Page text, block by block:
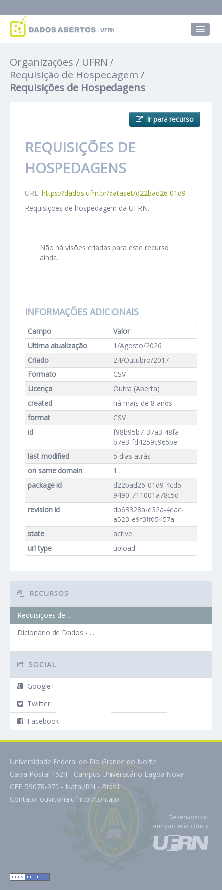
Grupos
Sobre
Organizações
UFRN
Requisição de Hospedagem
Requisições de Hospedagens
Ir para recurso
REQUISIÇÕES DE
HOSPEDAGENS
URL: https://dados.ufrn.br/dataset/d22bad26-01d9-4cd5-9490-711001a78c5d/resource/f98b95b7-37a3-48fa-b7e3-fd4259c965be/download/requisicaohospedagem.csv
Requisições de hospedagem da UFRN.
Não há visões criadas para este recurso
ainda.
INFORMAÇÕES ADICIONAIS
Campo
Valor
Ultima atualização
1/Agosto/2026
Criado
24/Outubro/2017
Formato
CSV
Licença
Outra (Aberta)
created
há mais de 8 anos
format
CSV
id
f98b95b7-37a3-48fa-
b7e3-fd4259c965be
last modified
5 dias atrás
on same domain
1
package id
d22bad26-01d9-4cd5-
9490-711001a78c5d
revision id
db63328a-e32a-4eac-
a523-e9f3ff05457a
state
active
url type
upload
RECURSOS
Requisições de ...
Dicionário de Dados - ...
SOCIAL
Google+
Twitter
Facebook
Universidade Federal do Rio Grande do Norte
Caixa Postal 1524 - Campus Universitário Lagoa Nova
CEP 59078-970 - Natal/RN - Brasil
Contato: ouvidoria.ufrn.br/contato